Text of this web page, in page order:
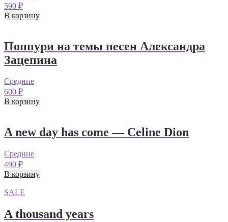
590 ₽
В корзину
Поппури на темы песен Александра
Зацепина
Средние
600 ₽
В корзину
A new day has come — Celine Dion
Средние
490 ₽
В корзину
SALE
A thousand years